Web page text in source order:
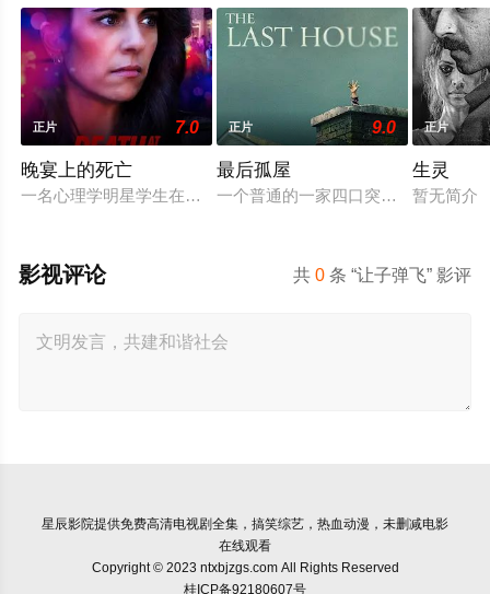
正片 7.0
晚宴上的死亡
一名心理学明星学生在一次教师派对上死亡后，安德莉亚·吉布
正片 9.0
最后孤屋
一个普通的一家四口突遭诡异变故，
正片
生灵
暂无简介
共0 条 “让子弹飞” 影评
影视评论
星辰影院提供免费高清电视剧全集，搞笑综艺，热血动漫，未删减电影
在线观看
Copyright © 2023 ntxbjzgs.com All Rights Reserved
桂ICP备92180607号